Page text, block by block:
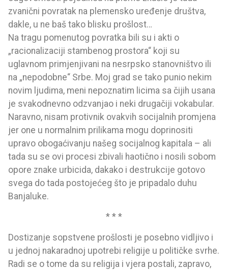
zvanični povratak na plemensko uređenje društva,
dakle, u ne baš tako blisku prošlost…
Na tragu pomenutog povratka bili su i akti o
„racionalizaciji stambenog prostora“ koji su
uglavnom primjenjivani na nesrpsko stanovništvo ili
na „nepodobne“ Srbe. Moj grad se tako punio nekim
novim ljudima, meni nepoznatim licima sa čijih usana
je svakodnevno odzvanjao i neki drugačiji vokabular.
Naravno, nisam protivnik ovakvih socijalnih promjena
jer one u normalnim prilikama mogu doprinositi
upravo obogaćivanju našeg socijalnog kapitala – ali
tada su se ovi procesi zbivali haotično i nosili sobom
opore znake urbicida, dakako i destrukcije gotovo
svega do tada postojećeg što je pripadalo duhu
Banjaluke.
* * *
Dostizanje sopstvene prošlosti je posebno vidljivo i
u jednoj nakaradnoj upotrebi religije u političke svrhe.
Radi se o tome da su religija i vjera postali, zapravo,